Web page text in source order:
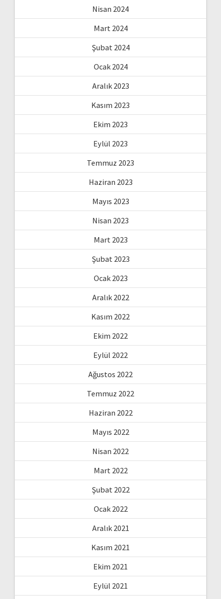
Nisan 2024
Mart 2024
Şubat 2024
Ocak 2024
Aralık 2023
Kasım 2023
Ekim 2023
Eylül 2023
Temmuz 2023
Haziran 2023
Mayıs 2023
Nisan 2023
Mart 2023
Şubat 2023
Ocak 2023
Aralık 2022
Kasım 2022
Ekim 2022
Eylül 2022
Ağustos 2022
Temmuz 2022
Haziran 2022
Mayıs 2022
Nisan 2022
Mart 2022
Şubat 2022
Ocak 2022
Aralık 2021
Kasım 2021
Ekim 2021
Eylül 2021